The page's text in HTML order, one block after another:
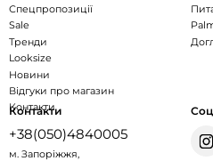
Спецпропозиції
Sale
Тренди
Looksize
Новини
Відгуки про магазин
Контакти
Контакти
+38(050)4840005
м. Запоріжжя,